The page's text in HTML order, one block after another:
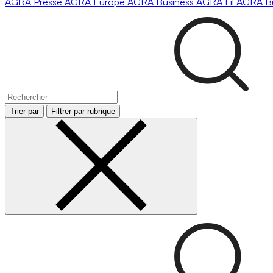
Trier par Filtrer par rubrique